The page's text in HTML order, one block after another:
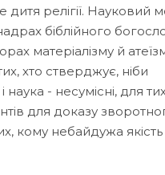
дитя релігії. Науковий
біблійного
матеріалізму й
хто стверджує, ніби
наука - несумісні, для
для доказу
кому небайдужа якість